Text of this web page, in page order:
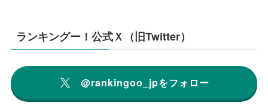
ランキングー！公式Ｘ（旧Twitter）
@rankingoo_jpをフォロー